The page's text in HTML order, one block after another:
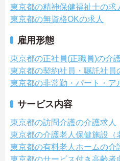
東京都の精神保健福祉士の求
東京都の無資格OKの求人
雇用形態
東京都の正社員(正職員)の介
東京都の契約社員・嘱託社員
東京都の非常勤・パート・ア
サービス内容
東京都の訪問介護の介護求人
東京都の介護老人保健施設（
東京都の有料老人ホームの介